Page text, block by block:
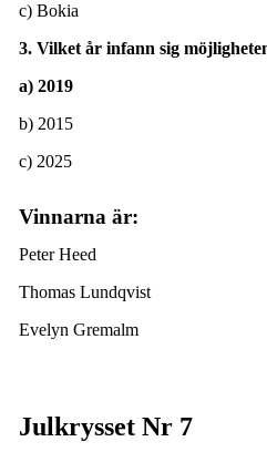
c) Bokia
3. Vilket år infann sig
a) 2019
b) 2015
c) 2025
Vinnarna är:
Peter Heed
Thomas Lundqvist
Evelyn Gremalm
Julkrysset Nr 7